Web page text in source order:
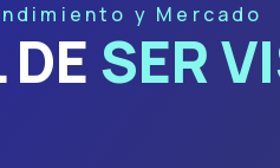
y Mercado
SER